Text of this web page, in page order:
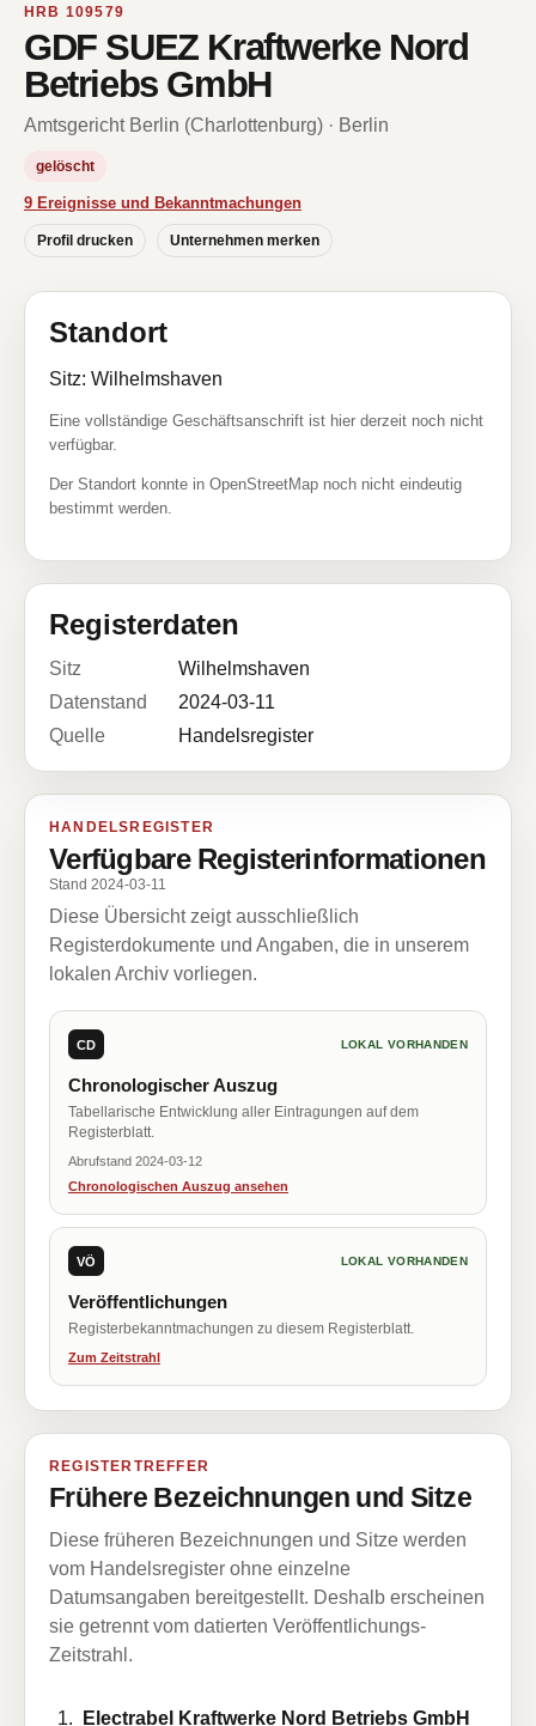
HRB 109579
GDF SUEZ Kraftwerke Nord
Betriebs GmbH
Amtsgericht Berlin (Charlottenburg) · Berlin
gelöscht
9 Ereignisse und Bekanntmachungen
Profil drucken Unternehmen merken
Standort
Sitz: Wilhelmshaven
Eine vollständige Geschäftsanschrift ist hier derzeit noch nicht
verfügbar.
Der Standort konnte in OpenStreetMap noch nicht eindeutig
bestimmt werden.
Registerdaten
Sitz
Wilhelmshaven
Datenstand
2024-03-11
Quelle
Handelsregister
HANDELSREGISTER
Verfügbare Registerinformationen
Stand 2024-03-11
Diese Übersicht zeigt ausschließlich
Registerdokumente und Angaben, die in unserem
lokalen Archiv vorliegen.
CD LOKAL VORHANDEN
Chronologischer Auszug
Tabellarische Entwicklung aller Eintragungen auf dem
Registerblatt.
Abrufstand 2024-03-12
Chronologischen Auszug ansehen
VÖ LOKAL VORHANDEN
Veröffentlichungen
Registerbekanntmachungen zu diesem Registerblatt.
Zum Zeitstrahl
REGISTERTREFFER
Frühere Bezeichnungen und Sitze
Diese früheren Bezeichnungen und Sitze werden
vom Handelsregister ohne einzelne
Datumsangaben bereitgestellt. Deshalb erscheinen
sie getrennt vom datierten Veröffentlichungs-
Zeitstrahl.
Electrabel Kraftwerke Nord Betriebs GmbH